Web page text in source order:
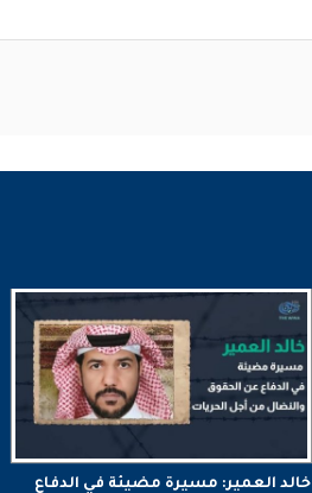
خالد العمير: مسيرة مضيئة في الدفاع